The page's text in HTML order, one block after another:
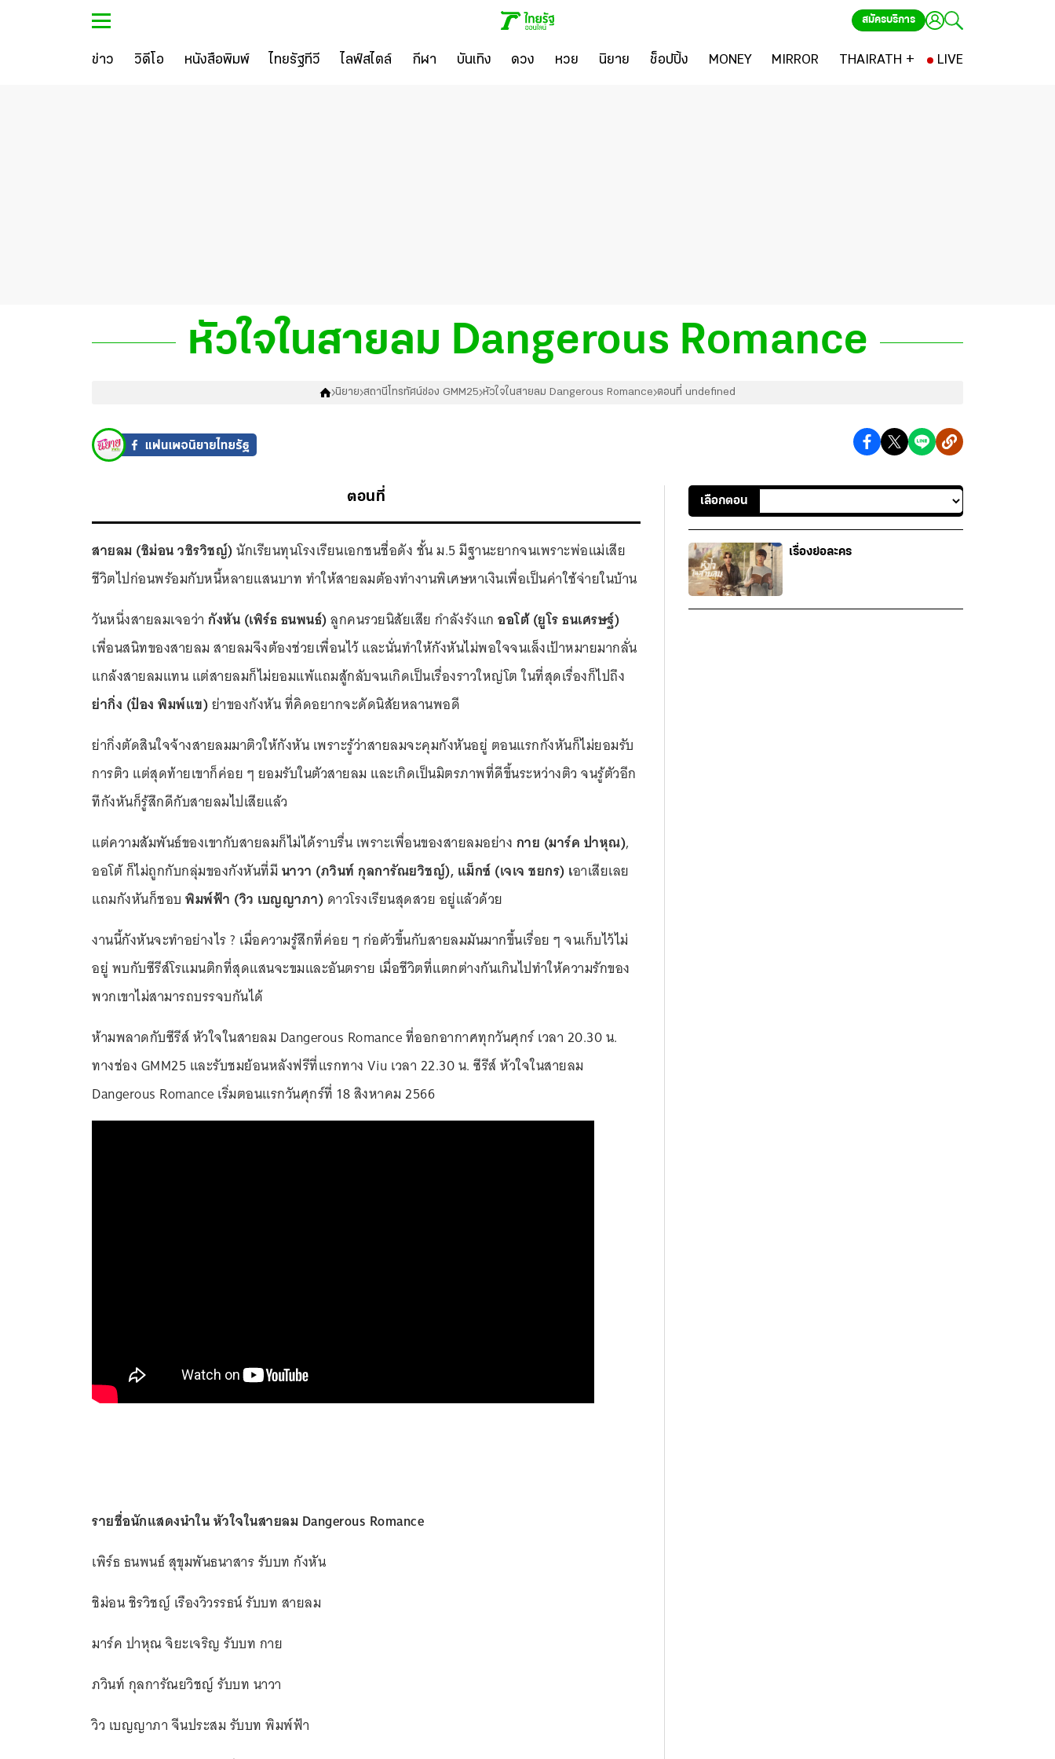
สมัครบริการ
ข่าว วิดีโอ หนังสือพิมพ์ ไทยรัฐทีวี ไลฟ์สไตล์ กีฬา บันเทิง ดวง หวย นิยาย ช็อปปิ้ง MONEY MIRROR THAIRATH + LIVE
หัวใจในสายลม Dangerous Romance
นิยาย สถานีโทรทัศน์ช่อง GMM25 หัวใจในสายลม Dangerous Romance ตอนที่ undefined
ตอนที่
สายลม (ชิม่อน วชิรวิชญ์)นักเรียนทุนโรงเรียนเอกชนชื่อดัง ชั้น ม.5 มีฐานะยากจนเพราะพ่อแม่เสีย
ชีวิตไปก่อนพร้อมกับหนี้หลายแสนบาท ทำให้สายลมต้องทำงานพิเศษหาเงินเพื่อเป็นค่าใช้จ่ายในบ้าน
วันหนึ่งสายลมเจอว่า กังหัน (เพิร์ธ ธนพนธ์)ลูกคนรวยนิสัยเสีย กำลังรังแก ออโต้ (ยูโร ธนเศรษฐ์)
เพื่อนสนิทของสายลม สายลมจึงต้องช่วยเพื่อนไว้ และนั่นทำให้กังหันไม่พอใจจนเล็งเป้าหมายมากลั่น
แกล้งสายลมแทน แต่สายลมก็ไม่ยอมแพ้แถมสู้กลับจนเกิดเป็นเรื่องราวใหญ่โต ในที่สุดเรื่องก็ไปถึง
ย่ากิ่ง (ป๋อง พิมพ์แข)ย่าของกังหัน ที่คิดอยากจะดัดนิสัยหลานพอดี
ย่ากิ่งตัดสินใจจ้างสายลมมาติวให้กังหัน เพราะรู้ว่าสายลมจะคุมกังหันอยู่ ตอนแรกกังหันก็ไม่ยอมรับ
การติว แต่สุดท้ายเขาก็ค่อย ๆ ยอมรับในตัวสายลม และเกิดเป็นมิตรภาพที่ดีขึ้นระหว่างติว จนรู้ตัวอีก
ทีกังหันก็รู้สึกดีกับสายลมไปเสียแล้ว
แต่ความสัมพันธ์ของเขากับสายลมก็ไม่ได้ราบรื่น เพราะเพื่อนของสายลมอย่าง กาย (มาร์ค ปาหุณ),
ออโต้ ก็ไม่ถูกกับกลุ่มของกังหันที่มี นาวา (ภวินท์ กุลการัณยวิชญ์), แม็กซ์ (เจเจ ชยกร) เอาเสียเลย
แถมกังหันก็ชอบ พิมพ์ฟ้า (วิว เบญญาภา) ดาวโรงเรียนสุดสวย อยู่แล้วด้วย
งานนี้กังหันจะทำอย่างไร ? เมื่อความรู้สึกที่ค่อย ๆ ก่อตัวขึ้นกับสายลมมันมากขึ้นเรื่อย ๆ จนเก็บไว้ไม่
อยู่ พบกับซีรีส์โรแมนติกที่สุดแสนจะขมและอันตราย เมื่อชีวิตที่แตกต่างกันเกินไปทำให้ความรักของ
พวกเขาไม่สามารถบรรจบกันได้
ห้ามพลาดกับซีรีส์ หัวใจในสายลม Dangerous Romance ที่ออกอากาศทุกวันศุกร์ เวลา 20.30 น.
ทางช่อง GMM25 และรับชมย้อนหลังฟรีที่แรกทาง Viu เวลา 22.30 น. ซีรีส์ หัวใจในสายลม
Dangerous Romance เริ่มตอนแรกวันศุกร์ที่ 18 สิงหาคม 2566
รายชื่อนักแสดงนำใน หัวใจในสายลม Dangerous Romance
เพิร์ธ ธนพนธ์ สุขุมพันธนาสาร รับบท กังหัน
ชิม่อน ชิรวิชญ์ เรืองวิวรรธน์ รับบท สายลม
มาร์ค ปาหุณ จิยะเจริญ รับบท กาย
ภวินท์ กุลการัณยวิชญ์ รับบท นาวา
วิว เบญญาภา จีนประสม รับบท พิมพ์ฟ้า
เลือกตอน
เรื่องย่อละคร